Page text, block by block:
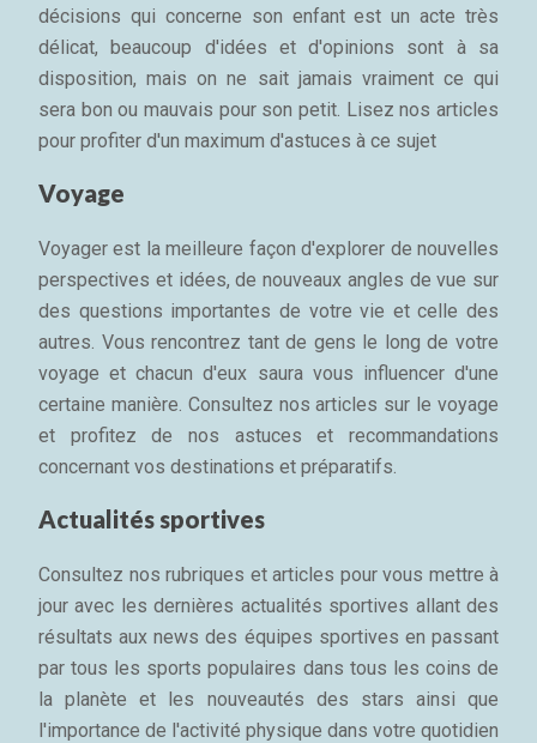
décisions qui concerne son enfant est un acte très
délicat, beaucoup d'idées et d'opinions sont à sa
disposition, mais on ne sait jamais vraiment ce qui
sera bon ou mauvais pour son petit. Lisez nos articles
pour profiter d'un maximum d'astuces à ce sujet
Voyage
Voyager est la meilleure façon d'explorer de nouvelles
perspectives et idées, de nouveaux angles de vue sur
des questions importantes de votre vie et celle des
autres. Vous rencontrez tant de gens le long de votre
voyage et chacun d'eux saura vous influencer d'une
certaine manière. Consultez nos articles sur le voyage
et profitez de nos astuces et recommandations
concernant vos destinations et préparatifs.
Actualités sportives
Consultez nos rubriques et articles pour vous mettre à
jour avec les dernières actualités sportives allant des
résultats aux news des équipes sportives en passant
par tous les sports populaires dans tous les coins de
la planète et les nouveautés des stars ainsi que
l'importance de l'activité physique dans votre quotidien